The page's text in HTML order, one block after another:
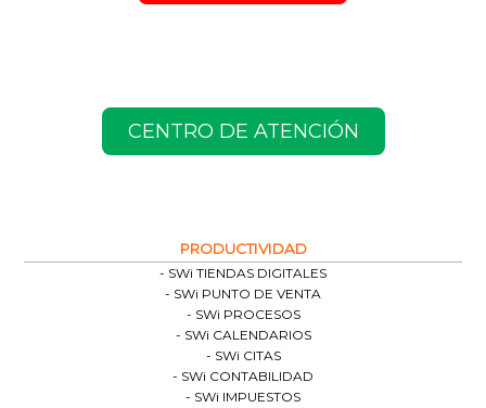
CENTRO DE ATENCIÓN
PRODUCTIVIDAD
SWi TIENDAS DIGITALES
SWi PUNTO DE VENTA
SWi PROCESOS
SWi CALENDARIOS
SWi CITAS
SWi CONTABILIDAD
SWi IMPUESTOS